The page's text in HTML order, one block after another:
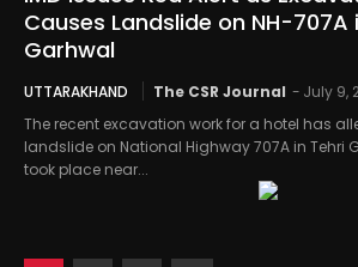
Causes Landslide on NH-707A
Garhwal
UTTARAKHAND The CSR Journal - July 9,
The recent excavation work for a hotel has
landslide on National Highway 707A in Tehri
took place near...